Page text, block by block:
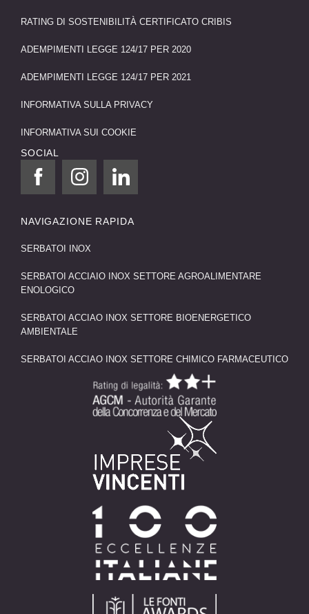
RATING DI SOSTENIBILITÀ CERTIFICATO CRIBIS
ADEMPIMENTI LEGGE 124/17 PER 2020
ADEMPIMENTI LEGGE 124/17 PER 2021
INFORMATIVA SULLA PRIVACY
INFORMATIVA SUI COOKIE
SOCIAL
NAVIGAZIONE RAPIDA
SERBATOI INOX
SERBATOI ACCIAIO INOX SETTORE AGROALIMENTARE
ENOLOGICO
SERBATOI ACCIAO INOX SETTORE BIOENERGETICO
AMBIENTALE
SERBATOI ACCIAO INOX SETTORE CHIMICO FARMACEUTICO